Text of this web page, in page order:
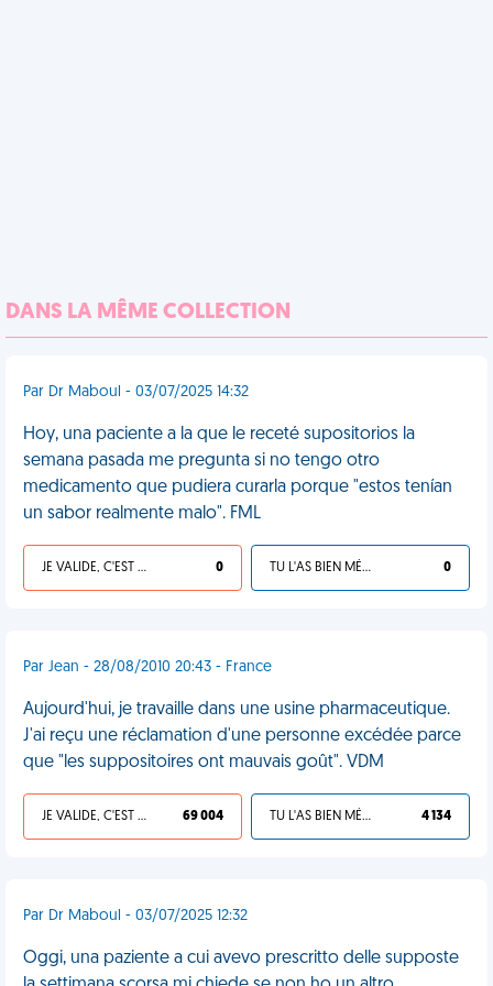
DANS LA MÊME COLLECTION
Par Dr Maboul - 03/07/2025 14:32
Hoy, una paciente a la que le receté supositorios la
semana pasada me pregunta si no tengo otro
medicamento que pudiera curarla porque "estos tenían
un sabor realmente malo". FML
JE VALIDE, C'EST UNE VDM 0 TU L'AS BIEN MÉRITÉ 0
Par Jean - 28/08/2010 20:43 - France
Aujourd'hui, je travaille dans une usine pharmaceutique.
J'ai reçu une réclamation d'une personne excédée parce
que "les suppositoires ont mauvais goût". VDM
JE VALIDE, C'EST UNE VDM 69 004 TU L'AS BIEN MÉRITÉ 4 134
Par Dr Maboul - 03/07/2025 12:32
Oggi, una paziente a cui avevo prescritto delle supposte